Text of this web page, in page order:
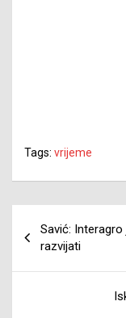
Tags: vrijeme
članaka
Savić:
razvijati